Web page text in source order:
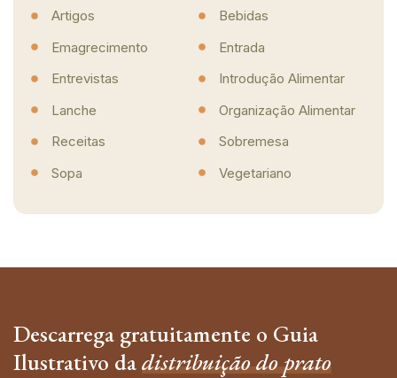
Artigos
Bebidas
Emagrecimento
Entrada
Entrevistas
Introdução Alimentar
Lanche
Organização Alimentar
Receitas
Sobremesa
Sopa
Vegetariano
Descarrega gratuitamente o Guia
Ilustrativo dadistribuição do prato